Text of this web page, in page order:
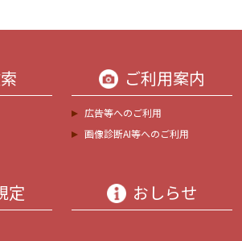
ご利用案内
広告等へのご利用
画像診断AI等へのご利用
定 おしらせ